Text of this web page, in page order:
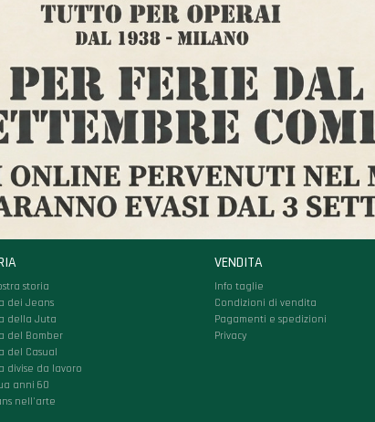
storia
dei Jeans
della Juta
del Bomber
del Casual
divise da lavoro
anni 60
nell'arte
VENDITA
Info taglie
Condizioni di vendita
Pagamenti e spedizioni
Privacy